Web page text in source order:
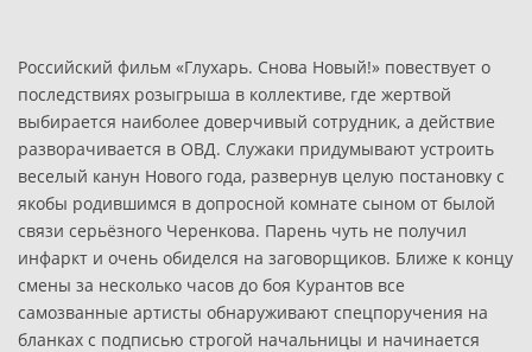
Российский фильм «Глухарь. Снова Новый!» повествует о
последствиях розыгрыша в коллективе, где жертвой
выбирается наиболее доверчивый сотрудник, а действие
разворачивается в ОВД. Служаки придумывают устроить
веселый канун Нового года, развернув целую постановку с
якобы родившимся в допросной комнате сыном от былой
связи серьёзного Черенкова. Парень чуть не получил
инфаркт и очень обиделся на заговорщиков. Ближе к концу
смены за несколько часов до боя Курантов все
самозванные артисты обнаруживают спецпоручения на
бланках с подписью строгой начальницы и начинается